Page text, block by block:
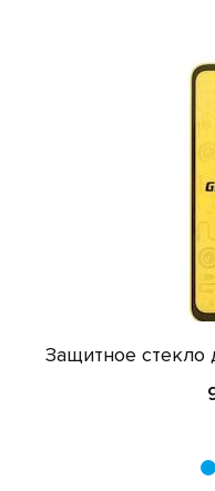
Защитное стекло